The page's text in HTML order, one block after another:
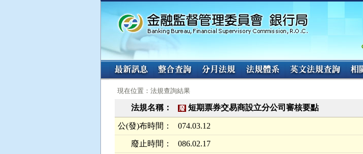
跳
容
:::
現在位置：法規查詢結果
法規名稱： 廢 短期票券交易商設立分公司審核要點
公(發)布時間： 074.03.12
廢止時間： 086.02.17